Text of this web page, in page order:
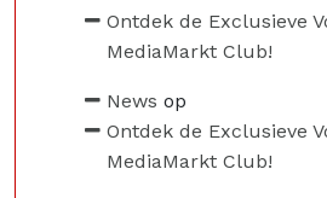
Ontdek de Exclusieve
MediaMarkt Club!
News op
Ontdek de Exclusieve
MediaMarkt Club!